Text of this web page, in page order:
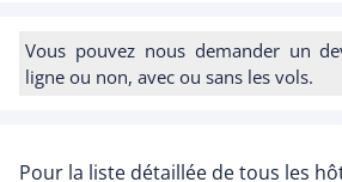
Vous pouvez nous demander un
ligne ou non, avec ou sans les vols.
Pour la liste détaillée de tous les